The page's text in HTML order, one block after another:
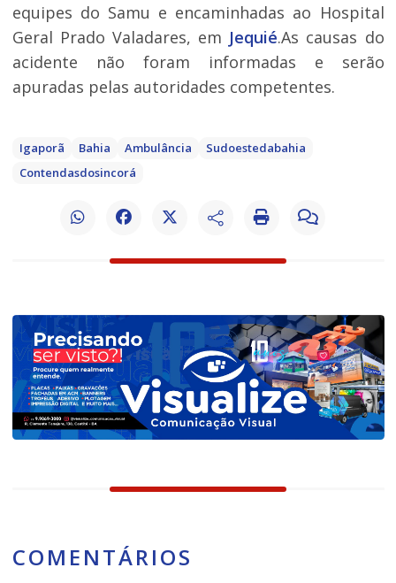
equipes do Samu e encaminhadas ao Hospital
Geral Prado Valadares, em Jequié.As causas do
acidente não foram informadas e serão
apuradas pelas autoridades competentes.
Igaporã Bahia Ambulância
Sudoestedabahia
Contendasdosincorá
COMENTÁRIOS